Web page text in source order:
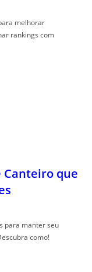
melhorar
rankings com
Canteiro que
para manter seu
como!